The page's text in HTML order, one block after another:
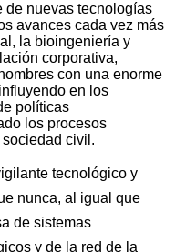
de nuevas tecnologías
avances cada vez más
la bioingeniería y
corporativa,
con una enorme
en los
políticas
los procesos
civil.
tecnológico y
nunca, al igual que
de sistemas
y de la red de la